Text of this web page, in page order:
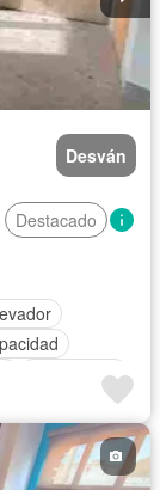
Desván
Destacado
Gas natural